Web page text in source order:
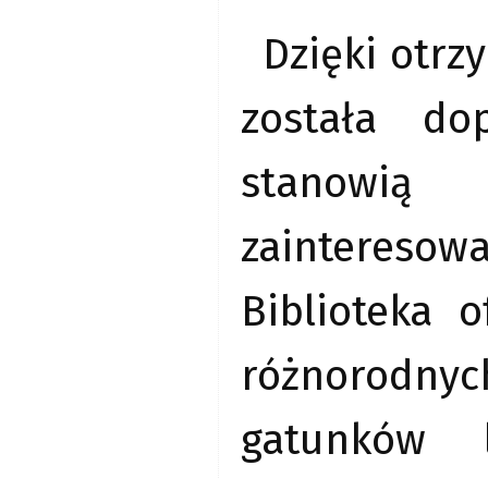
Dzięki
została
Biblioteka
gatunków